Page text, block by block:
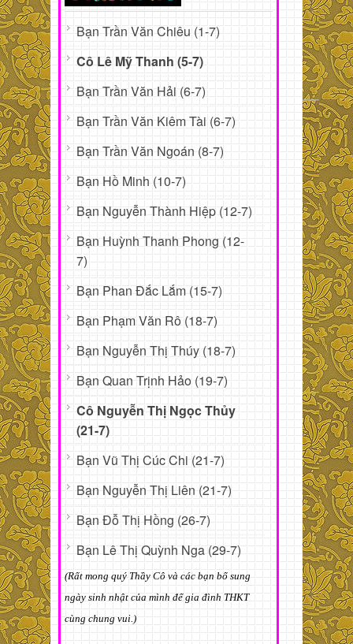
Bạn Trần Văn Chiêu (1-7)
Cô Lê Mỹ Thanh (5-7)
Bạn Trần Văn Hải (6-7)
Bạn Trần Văn Kiêm Tài (6-7)
Bạn Trần Văn Ngoán (8-7)
Bạn Hồ Minh (10-7)
Bạn Nguyễn Thành Hiệp (12-7)
Bạn Huỳnh Thanh Phong (12-
7)
Bạn Phan Đắc Lắm (15-7)
Bạn Phạm Văn Rô (18-7)
Bạn Nguyễn Thị Thúy (18-7)
Bạn Quan Trịnh Hảo (19-7)
Cô Nguyễn Thị Ngọc Thủy
(21-7)
Bạn Vũ Thị Cúc Chi (21-7)
Bạn Nguyễn Thị Liên (21-7)
Bạn Đỗ Thị Hồng (26-7)
Bạn Lê Thị Quỳnh Nga (29-7)
(Rất mong quý Thầy Cô và các bạn bổ sung
ngày sinh nhật của mình để gia đình THKT
cùng chung vui.)